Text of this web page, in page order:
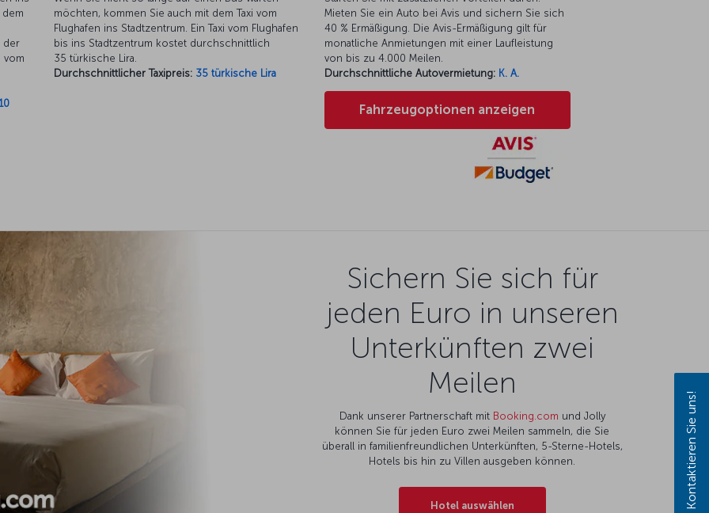
der
vom
möchten, kommen Sie auch mit dem Taxi vom
Flughafen ins Stadtzentrum. Ein Taxi vom Flughafen
bis ins Stadtzentrum kostet durchschnittlich
35 türkische Lira.
Durchschnittlicher Taxipreis: 35 türkische Lira
Mieten Sie ein Auto bei Avis und sichern Sie sich
40 % Ermäßigung. Die Avis-Ermäßigung gilt für
monatliche Anmietungen mit einer Laufleistung
von bis zu 4.000 Meilen.
Durchschnittliche Autovermietung: K. A.
Fahrzeugoptionen anzeigen
Sichern Sie sich für
jeden Euro in unseren
Unterkünften zwei
Meilen
Dank unserer Partnerschaft mit Booking.com und Jolly
können Sie für jeden Euro zwei Meilen sammeln, die Sie
überall in familienfreundlichen Unterkünften, 5-Sterne-Hotels,
Hotels bis hin zu Villen ausgeben können.
Hotel auswählen Kontaktieren Sie uns!